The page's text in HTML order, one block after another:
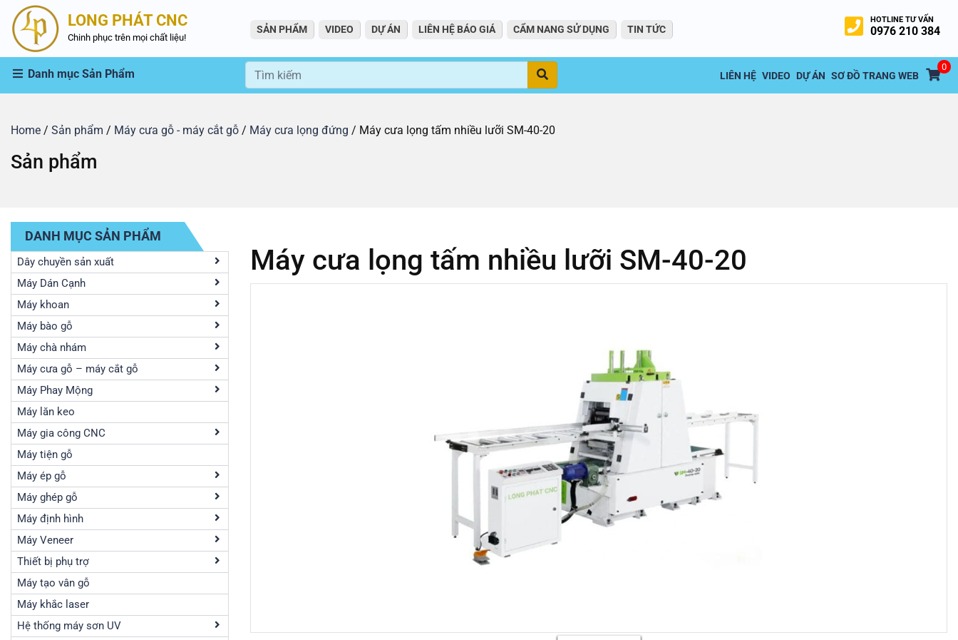
LONG PHÁT CNC
Chinh phục trên mọi chất liệu!
SẢN PHẨM VIDEO DỰ ÁN LIÊN HỆ BÁO GIÁ CẨM NANG SỬ DỤNG TIN TỨC
HOTLINE TƯ VẤN
0976 210 384
Danh mục Sản Phẩm Tìm LIÊN HỆ VIDEO DỰ ÁN SƠ ĐỒ TRANG WEB
0
Home / Sản phẩm / Máy cưa gỗ - máy cắt gỗ / Máy cưa lọng đứng / Máy cưa lọng tấm nhiều lưỡi SM-40-20
Sản phẩm
DANH MỤC SẢN PHẨM
Dây chuyền sản xuất
Máy Dán Cạnh
Máy khoan
Máy bào gỗ
Máy chà nhám
Máy cưa gỗ – máy cắt gỗ
Máy Phay Mộng
Máy lăn keo
Máy gia công CNC
Máy tiện gỗ
Máy ép gỗ
Máy ghép gỗ
Máy định hình
Máy Veneer
Thiết bị phụ trợ
Máy tạo vân gỗ
Máy khắc laser
Hệ thống máy sơn UV
Máy cưa lọng tấm nhiều lưỡi SM-40-20